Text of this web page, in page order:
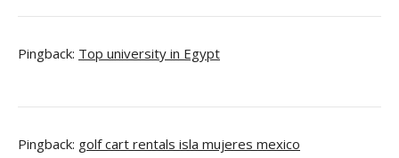
Pingback: Top university in Egypt
Pingback: golf cart rentals isla mujeres mexico